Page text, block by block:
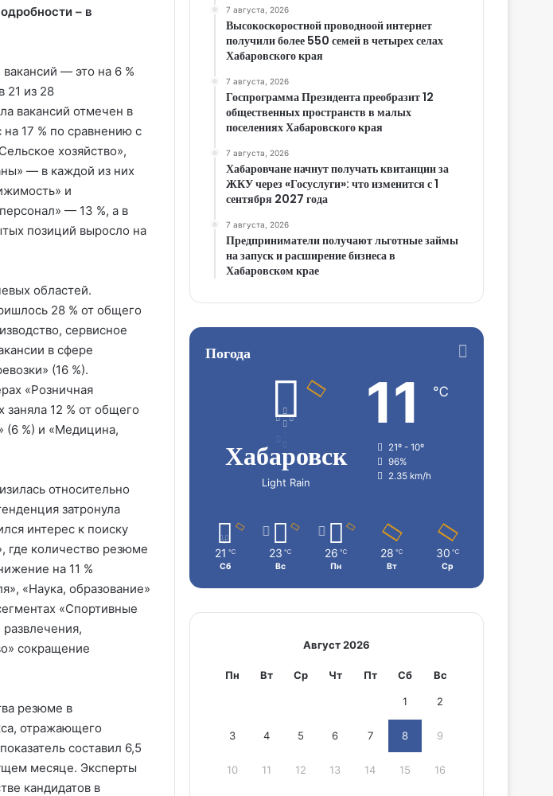
– в
— это на 6 %
21 из 28
вакансий отмечен в
17 % по сравнению с
хозяйство»,
— в каждой из них
и
— 13 %, а в
позиций выросло на
областей.
28 % от общего
сервисное
в сфере
(16 %).
«Розничная
12 % от общего
(6 %) и «Медицина,
относительно
затронула
интерес к поиску
где количество резюме
на 11 %
«Наука, образование»
«Спортивные
сокращение
резюме в
отражающего
составил 6,5
месяце. Эксперты
кандидатов в
7 августа, 2026
Высокоскоростной проводноой интернет
получили более 550 семей в четырех селах
Хабаровского края
7 августа, 2026
Госпрограмма Президента преобразит 12
общественных пространств в малых
поселениях Хабаровского края
7 августа, 2026
Хабаровчане начнут получать квитанции за
ЖКУ через «Госуслуги»: что изменится с 1
сентября 2027 года
7 августа, 2026
Предприниматели получают льготные займы
на запуск и расширение бизнеса в
Хабаровском крае
Погода
Хабаровск
Light Rain
11 ℃
21º - 10º
96%
2.35 km/h
21 ℃
Сб
23 ℃
Вс
26 ℃
Пн
28 ℃
Вт
30 ℃
Ср
Август 2026
Пн Вт Ср Чт Пт Сб Вс
1 2
3 4 5 6 7 8 9
10 11 12 13 14 15 16